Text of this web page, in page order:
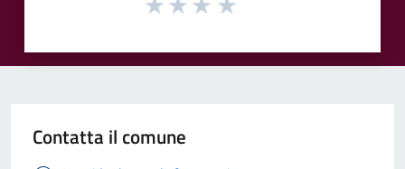
Contatta il comune